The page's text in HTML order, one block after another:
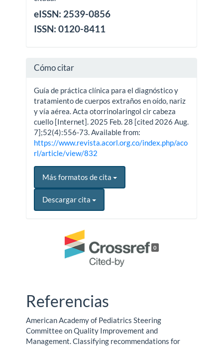
eISSN: 2539-0856
ISSN: 0120-8411
Cómo citar
Guía de práctica clínica para el diagnóstico y
tratamiento de cuerpos extraños en oído, nariz
y vía aérea. Acta otorrinolaringol cir cabeza
cuello [Internet]. 2025 Feb. 28 [cited 2026 Aug.
7];52(4):556-73. Available from:
https://www.revista.acorl.org.co/index.php/aco
rl/article/view/832
Más formatos de cita
Descargar cita
0
Referencias
American Academy of Pediatrics Steering
Committee on Quality Improvement and
Management. Classifying recommendations for